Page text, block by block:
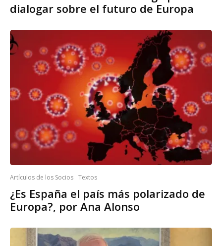
dialogar sobre el futuro de Europa
Artículos de los Socios Textos
¿Es España el país más polarizado de
Europa?, por Ana Alonso